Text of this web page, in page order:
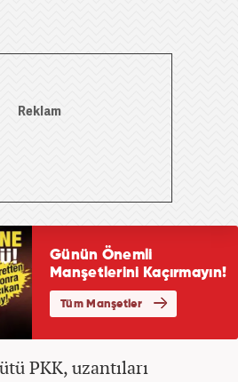
PKK, uzantıları